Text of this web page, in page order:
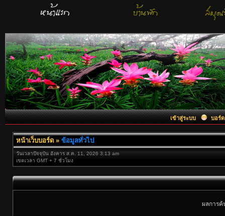
เข้าสู่ระบบ บอร์ด
หน้าเว็บบอร์ด » ข้อมูลทั่วไป
วันเวลาปัจจุบัน อังคาร ส.ค. 11, 2026 3:13 am
เขตเวลา GMT + 7 ชั่วโมง
ผลการ